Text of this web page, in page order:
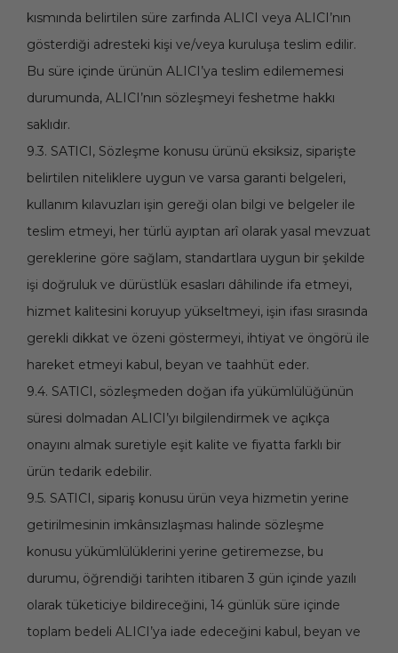
kısmında belirtilen süre zarfında ALICI veya ALICI’nın
gösterdiği adresteki kişi ve/veya kuruluşa teslim edilir.
Bu süre içinde ürünün ALICI’ya teslim edilememesi
durumunda, ALICI’nın sözleşmeyi feshetme hakkı
saklıdır.
9.3. SATICI, Sözleşme konusu ürünü eksiksiz, siparişte
belirtilen niteliklere uygun ve varsa garanti belgeleri,
kullanım kılavuzları işin gereği olan bilgi ve belgeler ile
teslim etmeyi, her türlü ayıptan arî olarak yasal mevzuat
gereklerine göre sağlam, standartlara uygun bir şekilde
işi doğruluk ve dürüstlük esasları dâhilinde ifa etmeyi,
hizmet kalitesini koruyup yükseltmeyi, işin ifası sırasında
gerekli dikkat ve özeni göstermeyi, ihtiyat ve öngörü ile
hareket etmeyi kabul, beyan ve taahhüt eder.
9.4. SATICI, sözleşmeden doğan ifa yükümlülüğünün
süresi dolmadan ALICI’yı bilgilendirmek ve açıkça
onayını almak suretiyle eşit kalite ve fiyatta farklı bir
ürün tedarik edebilir.
9.5. SATICI, sipariş konusu ürün veya hizmetin yerine
getirilmesinin imkânsızlaşması halinde sözleşme
konusu yükümlülüklerini yerine getiremezse, bu
durumu, öğrendiği tarihten itibaren 3 gün içinde yazılı
olarak tüketiciye bildireceğini, 14 günlük süre içinde
toplam bedeli ALICI’ya iade edeceğini kabul, beyan ve